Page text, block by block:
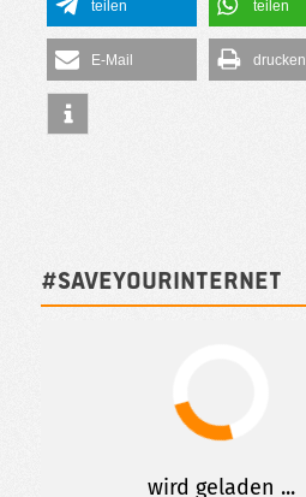
teilen teilen
E-Mail drucken
#SAVEYOURINTERNET